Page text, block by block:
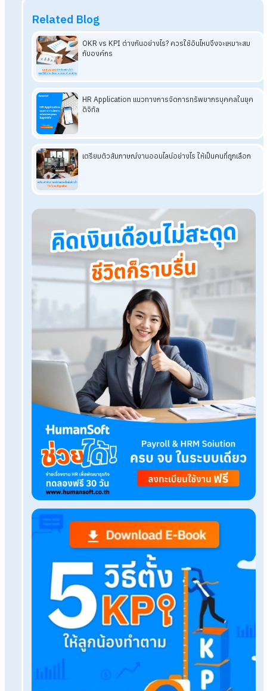
สรุปการสร้าง Employer Branding ใน
องค์กร
เพราะเราอยู่บนโลกที่มีแต่การแข่งขัน การสร้าง Employer
Branding จึงเป็นสิ่งจำเป็นที่ทุกองค์กรต้องทำในปัจจุบัน โดยต้อง
อาศัยความร่วมมือจากทุกคนในองค์กร อีกทั้งยังสร้างให้เกิดความ
ภาคภูมิใจในผลงาน เกิดความภาคภูมิใจในการเป็นสมาชิกขององ
ที่มีชื่อเสียง เป็นที่รู้จัก โดยทุกคนที่ร่วมดำเนินการนั้น ต้องพัฒนาแ
เปิดรับความคิดใหม่ๆ เทรนด์ใหม่ๆ อยู่เสมอ เพื่อให้ได้ทรัพยากรมนุ
มีคุณภาพ และรักษาคนเก่งคนดีเอาไว้สร้างผลงานให้กับองค์กรต่
HumanSoft Payroll & HR Solution
Try Free 30 daysAll HR's functions
Free setup service. No expenses at all. Dismiss at any time.
Try it free
Tags:
Related Blog
OKR vs KPI ต่างกันอย่างไร? ควรใช้อันไหนจึงจะเห
กับองค์กร
HR Application แนวทางการจัดการทรัพยากรบุค